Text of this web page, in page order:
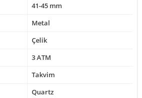
41-45 mm
Metal
Çelik
3 ATM
Takvim
Quartz